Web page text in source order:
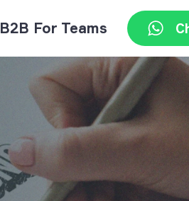
B2B For Teams